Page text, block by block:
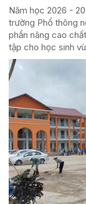
Năm học 2026 -
trường Phổ thông
phần nâng cao
tập cho học sinh